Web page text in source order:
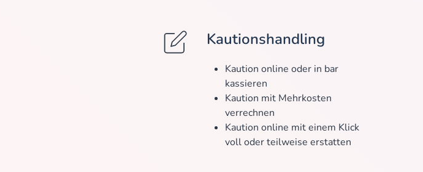
Kautionshandling
Kaution online oder in bar
kassieren
Kaution mit Mehrkosten
verrechnen
Kaution online mit einem Klick
voll oder teilweise erstatten